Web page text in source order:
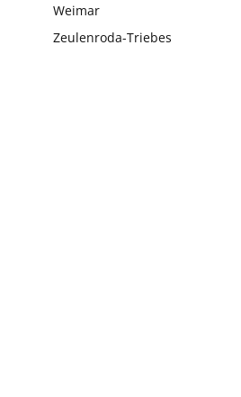
Weimar
Zeulenroda-Triebes